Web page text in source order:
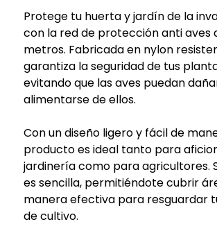
Protege tu huerta y jardín de la
con la red de protección anti aves
metros. Fabricada en nylon
garantiza la seguridad de tus
evitando que las aves puedan
alimentarse de ellos.
Con un diseño ligero y fácil de
producto es ideal tanto para
jardinería como para agricultores.
es sencilla, permitiéndote cubrir
manera efectiva para resguardar
de cultivo.